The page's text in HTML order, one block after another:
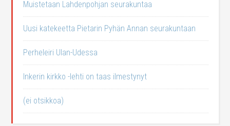
Muistetaan Lahdenpohjan seurakuntaa
Uusi katekeetta Pietarin Pyhän Annan seurakuntaan
Perheleiri Ulan-Udessa
Inkerin kirkko -lehti on taas ilmestynyt
(ei otsikkoa)